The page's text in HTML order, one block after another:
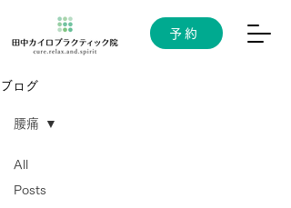
予約
ブログ
All
Posts
腰痛